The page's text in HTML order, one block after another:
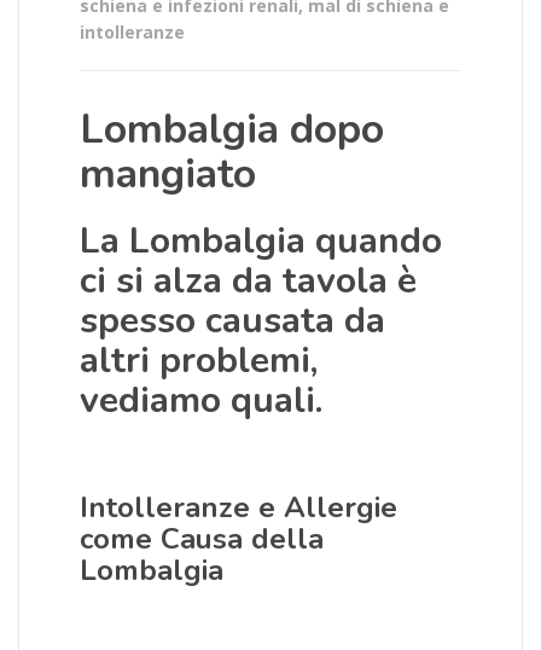
schiena e infezioni renali, mal di schiena e
intolleranze
Lombalgia dopo
mangiato
La Lombalgia quando
ci si alza da tavola è
spesso causata da
altri problemi,
vediamo quali.
Intolleranze e Allergie
come Causa della
Lombalgia